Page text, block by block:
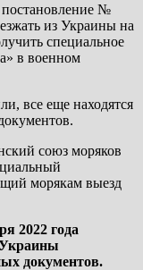
№
из Украины на
специальное
в военном
все еще находятся
союз моряков
морякам выезд
2022 года
документов.